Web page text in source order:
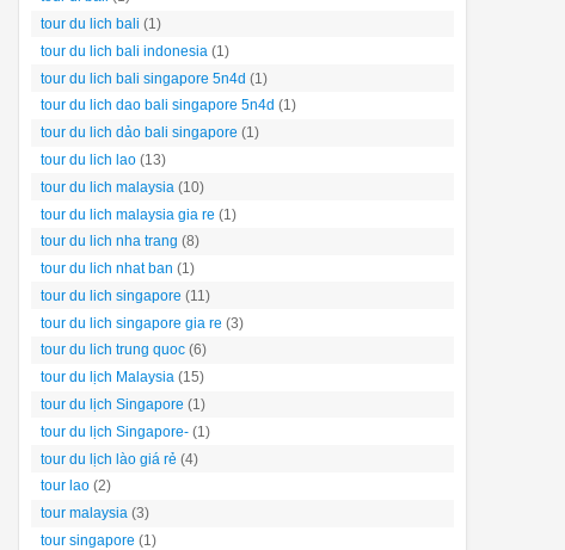
tour du lich bali (1)
tour du lich bali indonesia (1)
tour du lich bali singapore 5n4d (1)
tour du lich dao bali singapore 5n4d (1)
tour du lich dảo bali singapore (1)
tour du lich lao (13)
tour du lich malaysia (10)
tour du lich malaysia gia re (1)
tour du lich nha trang (8)
tour du lich nhat ban (1)
tour du lich singapore (11)
tour du lich singapore gia re (3)
tour du lich trung quoc (6)
tour du lịch Malaysia (15)
tour du lịch Singapore (1)
tour du lịch Singapore- (1)
tour du lịch lào giá rẻ (4)
tour lao (2)
tour malaysia (3)
tour singapore (1)